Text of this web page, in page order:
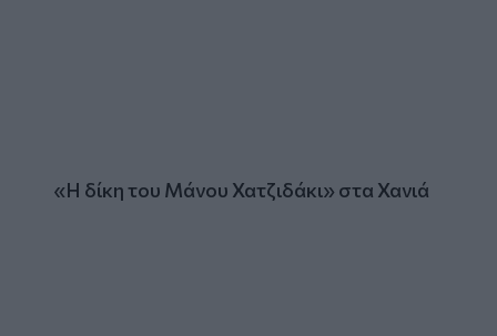
«Η δίκη του Μάνου Χατζιδάκι» στα Χανιά